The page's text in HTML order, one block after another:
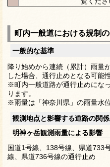
町内一般道における規制
一般的な基準
降り始めから連続（累計）雨量
した場合、通行止めとなる可能
※町内一般道路が通行止めにな
ります。
※雨量は「神奈川県」の雨量水
観測地点と影響する道路の関係
明神ヶ岳観測雨量による影響
国道1号線、138号線、県道733
線、県道736号線の通行止め